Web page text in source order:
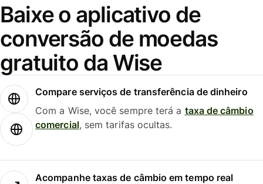
Baixe o aplicativo de
conversão de moedas
gratuito da Wise
Compare serviços de transferência de dinheiro
Com a Wise, você sempre terá a taxa de câmbio
comercial, sem tarifas ocultas.
Acompanhe taxas de câmbio em tempo real